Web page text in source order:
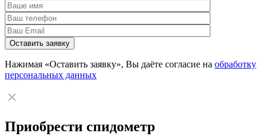
Нажимая «Оставить заявку», Вы даёте согласие на обработку
персональных данных
Приобрести спидометр